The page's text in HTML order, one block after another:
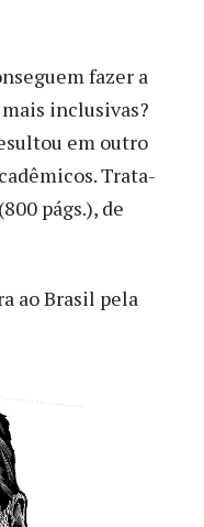
fazer a
inclusivas?
em outro
Trata-
págs.), de
ao Brasil pela